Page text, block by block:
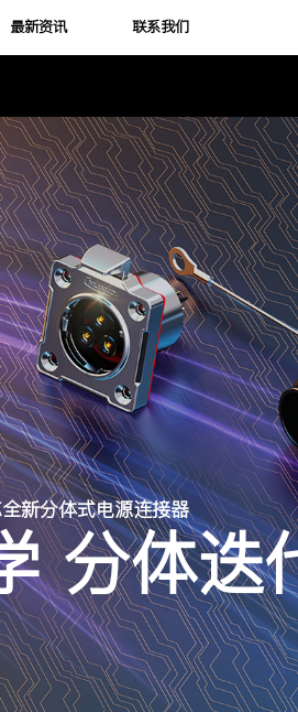
最新资讯 联系我们
新分体式电源连接器
分体迭